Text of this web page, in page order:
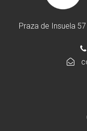
Praza de Insuela